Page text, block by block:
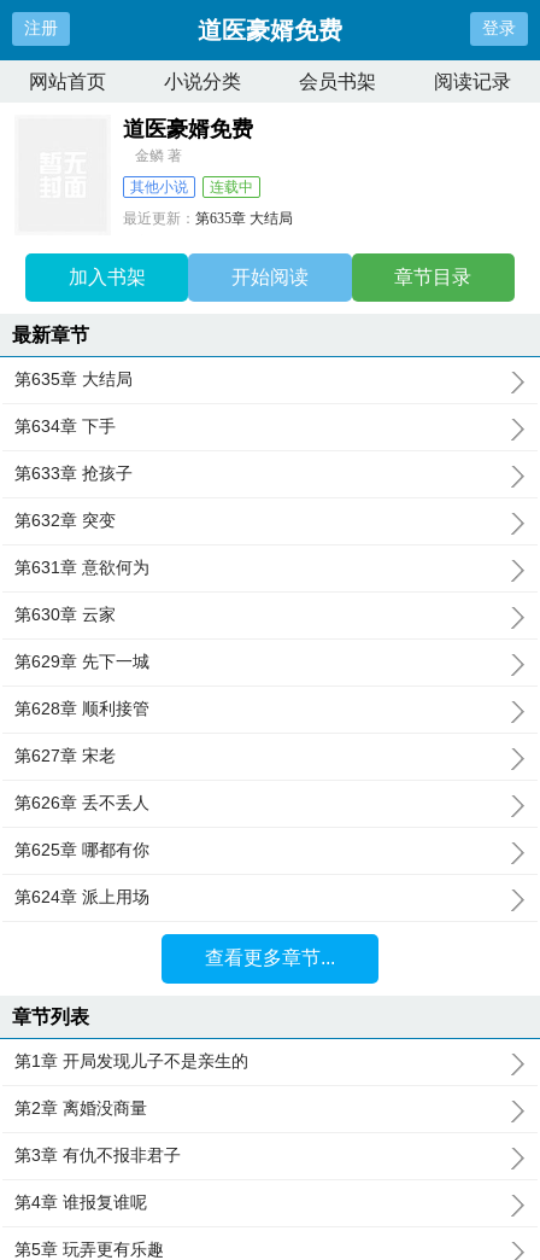
注册 道医豪婿免费 登录
网站首页 小说分类 会员书架 阅读记录
道医豪婿免费
金鳞 著
其他小说
连载中
最近更新：第635章 大结局
加入书架 开始阅读 章节目录
最新章节
第635章 大结局
第634章 下手
第633章 抢孩子
第632章 突变
第631章 意欲何为
第630章 云家
第629章 先下一城
第628章 顺利接管
第627章 宋老
第626章 丢不丢人
第625章 哪都有你
第624章 派上用场
查看更多章节...
章节列表
第1章 开局发现儿子不是亲生的
第2章 离婚没商量
第3章 有仇不报非君子
第4章 谁报复谁呢
第5章 玩弄更有乐趣